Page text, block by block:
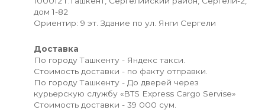
дом 1-82
Ориентир: 9 эт. Здание по ул. Янги Сергели
Доставка
По городу Ташкенту - Яндекс такси.
Стоимость доставки - по факту отправки.
По городу Ташкенту - До дверей через
курьерскую службу «BTS Express Cargo Servise»
Стоимость доставки - 39 000 сум.